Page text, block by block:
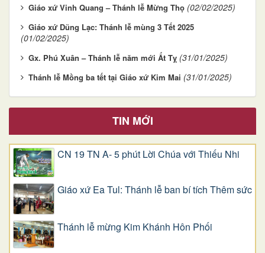
Giáo xứ Vinh Quang – Thánh lễ Mừng Thọ (02/02/2025)
Giáo xứ Dũng Lạc: Thánh lễ mùng 3 Tết 2025
(01/02/2025)
Gx. Phú Xuân – Thánh lễ năm mới Ất Tỵ (31/01/2025)
Thánh lễ Mồng ba tết tại Giáo xứ Kim Mai (31/01/2025)
TIN MỚI
CN 19 TN A- 5 phút Lời Chúa với Thiếu Nhi
Giáo xứ Ea Tul: Thánh lễ ban bí tích Thêm sức
Thánh lễ mừng Kim Khánh Hôn Phối